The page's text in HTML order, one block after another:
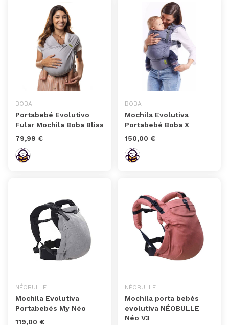
BOBA
Portabebé Evolutivo
Fular Mochila Boba Bliss
79,99 €
BOBA
Mochila Evolutiva
Portabebé Boba X
150,00 €
NÉOBULLE
Mochila Evolutiva
Portabebés My Néo
119,00 €
NÉOBULLE
Mochila porta bebés
evolutiva NÉOBULLE
Néo V3